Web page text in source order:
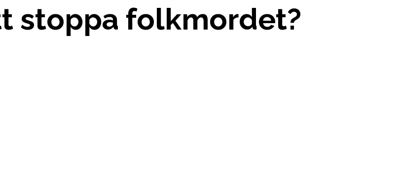
stoppa folkmordet?